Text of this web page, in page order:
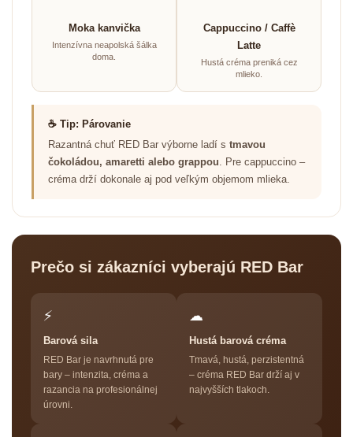
Moka kanvička
Intenzívna neapolská šálka
doma.
Cappuccino / Caffè
Latte
Hustá créma preniká cez
mlieko.
☕ Tip: Párovanie
Razantná chuť RED Bar výborne ladí s tmavou
čokoládou, amaretti alebo grappou. Pre cappuccino –
créma drží dokonale aj pod veľkým objemom mlieka.
Prečo si zákazníci vyberajú RED Bar
⚡
Barová sila
RED Bar je navrhnutá pre
bary – intenzita, créma a
razancia na profesionálnej
úrovni.
☁
Hustá barová créma
Tmavá, hustá, perzistentná
– créma RED Bar drží aj v
najvyšších tlakoch.